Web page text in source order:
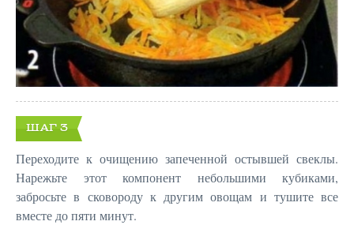
ШАГ 3
Переходите к очищению запеченной остывшей свеклы.
Нарежьте этот компонент небольшими кубиками,
забросьте в сковороду к другим овощам и тушите все
вместе до пяти минут.